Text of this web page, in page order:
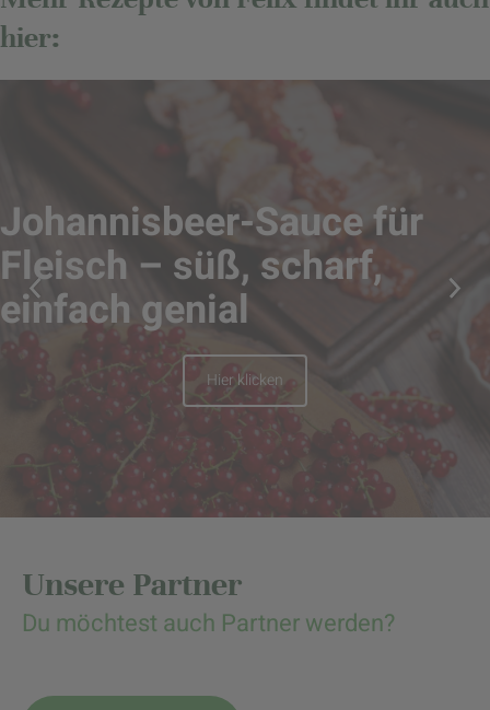
hier:
Johannisbeer-Sauce für
Fleisch – süß, scharf,
einfach genial
Hier klicken
Unsere Partner
Du möchtest auch Partner werden?